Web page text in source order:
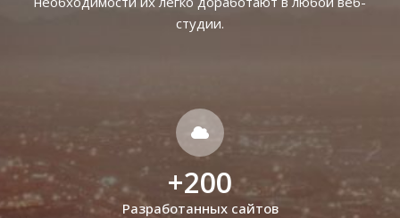
студии.
+200
Разработанных сайтов